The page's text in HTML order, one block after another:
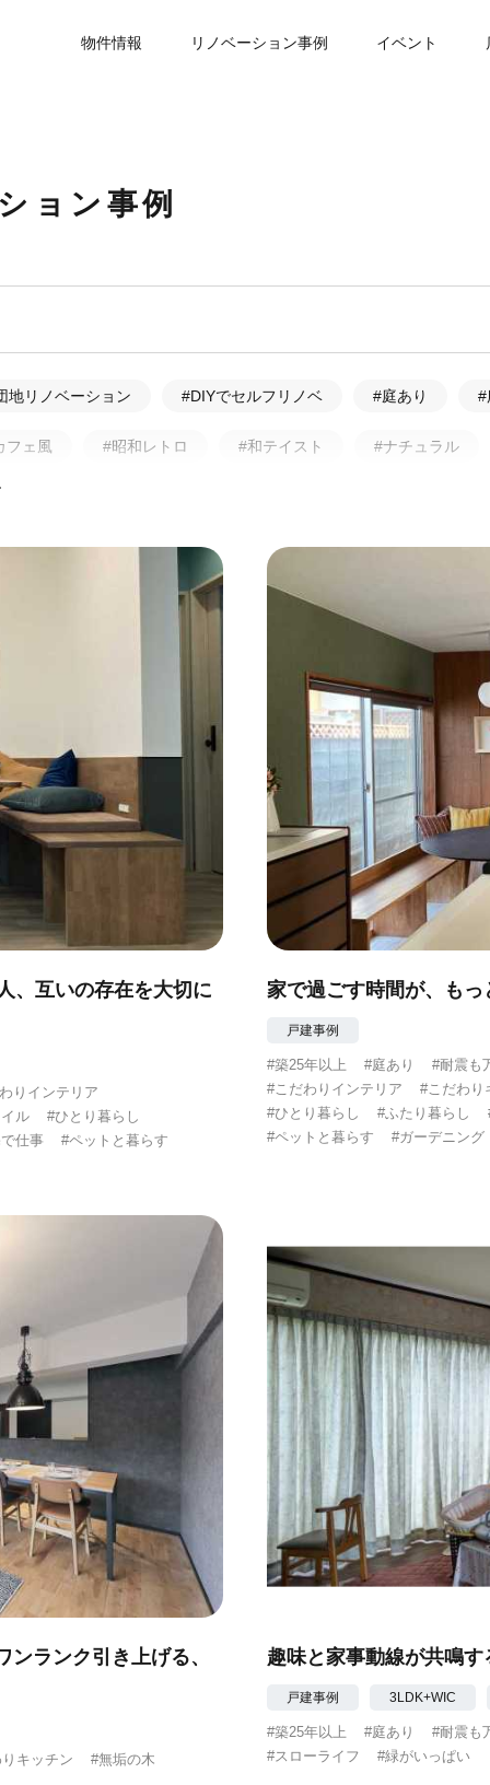
物件情報 リノベーション事例 イベント
ョン事例
地リノベーション #DIYでセルフリノベ #庭あり #
フェ風 #昭和レトロ #和テイスト #ナチュラル
り付けの家具 #あえて古材 #黒板 #無垢の木
#子育てに優しい
#水辺の
、互いの存在を大切に
りインテリア
ル
#ひとり暮らし
仕事
#ペットと暮らす
家で過ごす時間が、も
戸建事例
#築25年以上 #庭あり
#耐震も
#こだわりインテリア
#こだわり
#ひとり暮らし
#ふたり暮らし
#ペットと暮らす
#ガーデニング
ランク引き上げる、
キッチン #無垢の木
趣味と家事動線が共鳴
戸建事例 3LDK+WIC
#築25年以上 #庭あり
#耐震も
#スローライフ
#緑がいっぱい